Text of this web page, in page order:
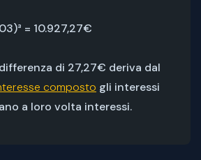
= 10.927,27€
di 27,27€ deriva dal
composto gli interessi
a loro volta interessi.